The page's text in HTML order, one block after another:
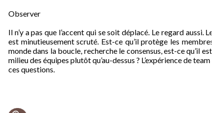
Observer
Il n’y a pas que l’accent qui se soit déplacé. Le regard aussi.
est minutieusement scruté. Est-ce qu’il protège les
monde dans la boucle, recherche le consensus, est-ce qu’il
milieu des équipes plutôt qu’au-dessus ? L’expérience de
ces questions.